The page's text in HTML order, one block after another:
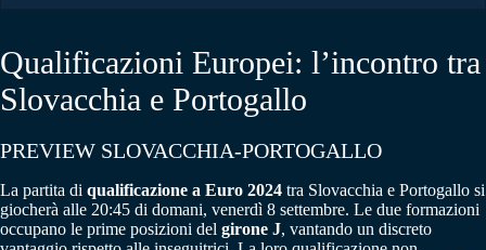
Qualificazioni Europei: l’incontro tra
Slovacchia e Portogallo
PREVIEW SLOVACCHIA-PORTOGALLO
La partita di qualificazione a Euro 2024 tra Slovacchia e Portogallo si
giocherà alle 20:45 di domani, venerdì 8 settembre. Le due formazioni
occupano le prime posizioni del girone J, vantando un discreto